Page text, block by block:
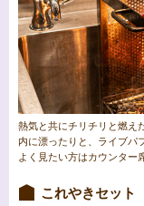
熱気と共にチリチリと燃え
内に漂ったりと、ライブパ
よく見たい方はカウンター
これやきセット